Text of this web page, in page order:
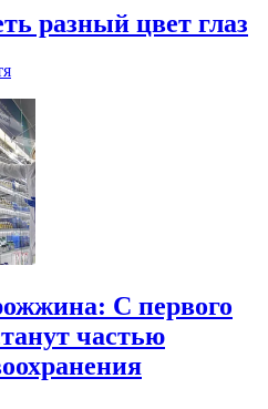
разный цвет глаз
С первого
частью